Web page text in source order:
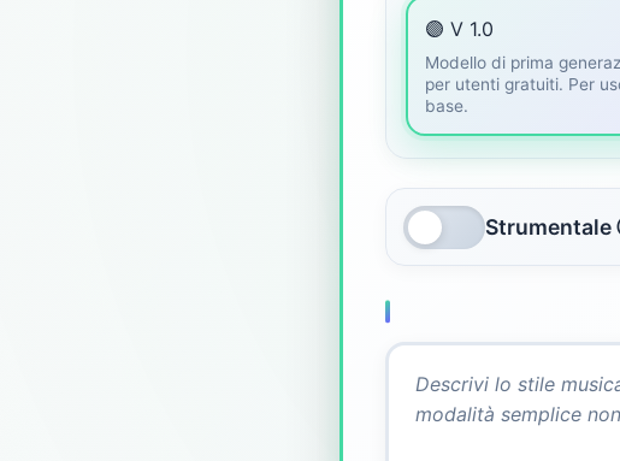
🟣 V 1.0
Modello di prima
per utenti gratuiti. Per
base.